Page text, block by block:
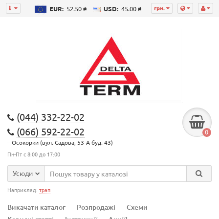
грн.
EUR: 52.50 ₴ USD: 45.00 ₴
(044) 332-22-02
(066) 592-22-02
– Осокорки (вул. Садова, 53-А буд. 43)
Пн-Пт с 8:00 до 17:00
0
Усюди
Наприклад: трап
Викачати каталог Розпродажі
Схеми